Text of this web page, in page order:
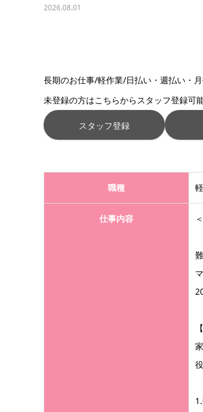
2026.08.01
長期のお仕事/軽作業/日払い・週払い・
未登録の方はこちらからスタッフ登録可
スタッフ登録
職種
仕事内容